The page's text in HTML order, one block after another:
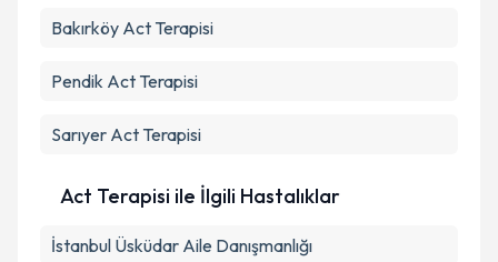
Takvim Talebini Gönder
Bakırköy Act Terapisi
Pendik Act Terapisi
Sarıyer Act Terapisi
Act Terapisi ile İlgili Hastalıklar
İstanbul Üsküdar Aile Danışmanlığı